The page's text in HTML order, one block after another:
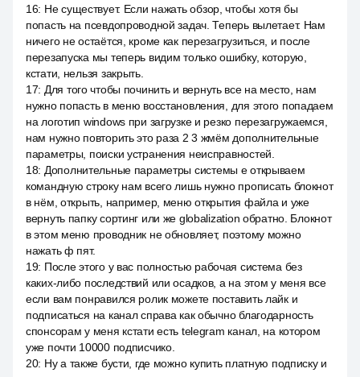
16: Не существует. Если нажать обзор, чтобы хотя бы
попасть на псевдопроводной задач. Теперь вылетает. Нам
ничего не остаётся, кроме как перезагрузиться, и после
перезапуска мы теперь видим только ошибку, которую,
кстати, нельзя закрыть.
17: Для того чтобы починить и вернуть все на место, нам
нужно попасть в меню восстановления, для этого попадаем
на логотип windows при загрузке и резко перезагружаемся,
нам нужно повторить это раза 2 3 жмём дополнительные
параметры, поиски устранения неисправностей.
18: Дополнительные параметры системы e открываем
командную строку нам всего лишь нужно прописать блокнот
в нём, открыть, например, меню открытия файла и уже
вернуть папку сортинг или же globalization обратно. Блокнот
в этом меню проводник не обновляет, поэтому можно
нажать ф пят.
19: После этого у вас полностью рабочая система без
каких-либо последствий или осадков, а на этом у меня все
если вам понравился ролик можете поставить лайк и
подписаться на канал справа как обычно благодарность
спонсорам у меня кстати есть telegram канал, на котором
уже почти 10000 подписчико.
20: Ну а также бусти, где можно купить платную подписку и